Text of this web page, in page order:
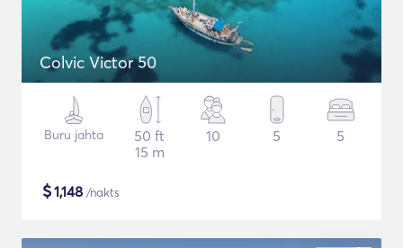
Colvic Victor 50
Buru jahta
50 ft
15 m
10 5 5
$1,148 /nakts